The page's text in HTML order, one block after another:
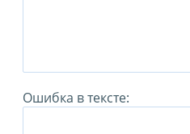
Ошибка в тексте: